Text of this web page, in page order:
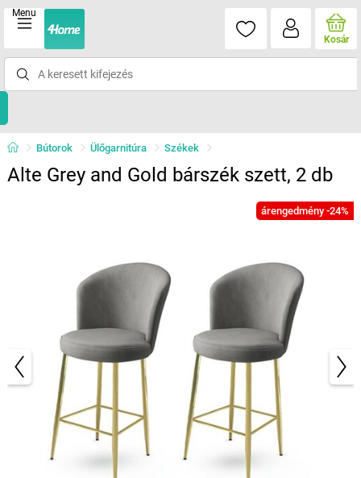
Menu
Kosár
Bútorok Ülőgarnitúra Székek
Alte Grey and Gold bárszék szett, 2 db
árengedmény -24%